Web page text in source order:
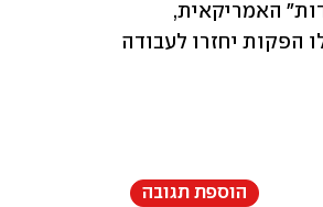
הוספת תגובה